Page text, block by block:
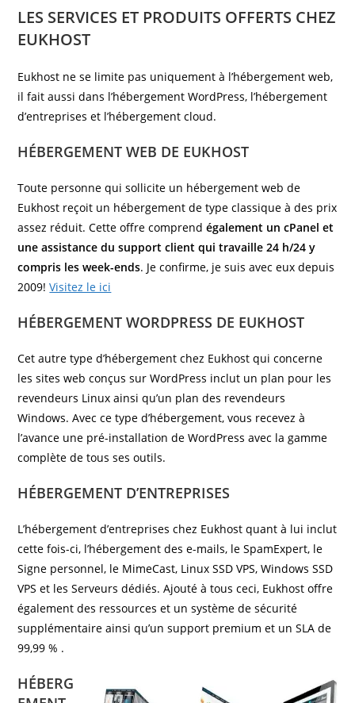
LES SERVICES ET PRODUITS OFFERTS CHEZ
EUKHOST
Eukhost ne se limite pas uniquement à l’hébergement web,
il fait aussi dans l’hébergement WordPress, l’hébergement
d’entreprises et l’hébergement cloud.
HÉBERGEMENT WEB DE EUKHOST
Toute personne qui sollicite un hébergement web de
Eukhost reçoit un hébergement de type classique à des prix
assez réduit. Cette offre comprendégalement un cPanel et
une assistance du support client qui travaille 24 h/24 y
compris les week-ends. Je confirme, je suis avec eux depuis
2009!Visitez le ici
HÉBERGEMENT WORDPRESS DE EUKHOST
Cet autre type d’hébergement chez Eukhost qui concerne
les sites web conçus sur WordPress inclut un plan pour les
revendeurs Linux ainsi qu’un plan des revendeurs
Windows. Avec ce type d’hébergement, vous recevez à
l’avance une pré-installation de WordPress avec la gamme
complète de tous ses outils.
HÉBERGEMENT D’ENTREPRISES
L’hébergement d’entreprises chez Eukhost quant à lui inclut
cette fois-ci, l’hébergement des e-mails, le SpamExpert, le
Signe personnel, le MimeCast, Linux SSD VPS, Windows SSD
VPS et les Serveurs dédiés. Ajouté à tous ceci, Eukhost offre
également des ressources et un système de sécurité
supplémentaire ainsi qu’un support premium et un SLA de
99,99 % .
HÉBERG